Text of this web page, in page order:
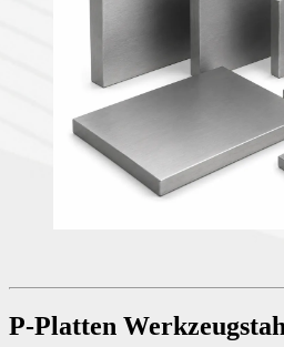
P-Platten